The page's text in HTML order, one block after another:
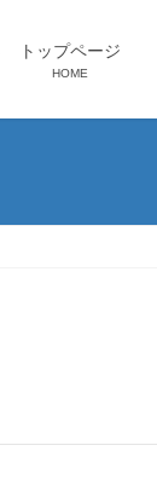
トップページ
HOME